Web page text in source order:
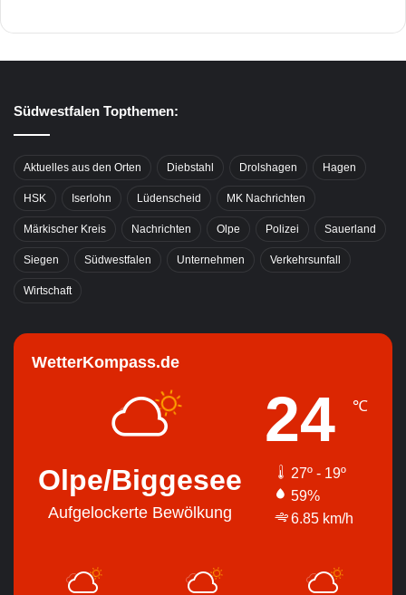
Südwestfalen Topthemen:
Aktuelles aus den Orten Diebstahl Drolshagen Hagen
HSK Iserlohn Lüdenscheid MK Nachrichten
Märkischer Kreis Nachrichten Olpe Polizei Sauerland
Siegen Südwestfalen Unternehmen Verkehrsunfall
Wirtschaft
WetterKompass.de
Olpe/Biggesee
Aufgelockerte Bewölkung
24 ℃
27º - 19º
59%
6.85 km/h